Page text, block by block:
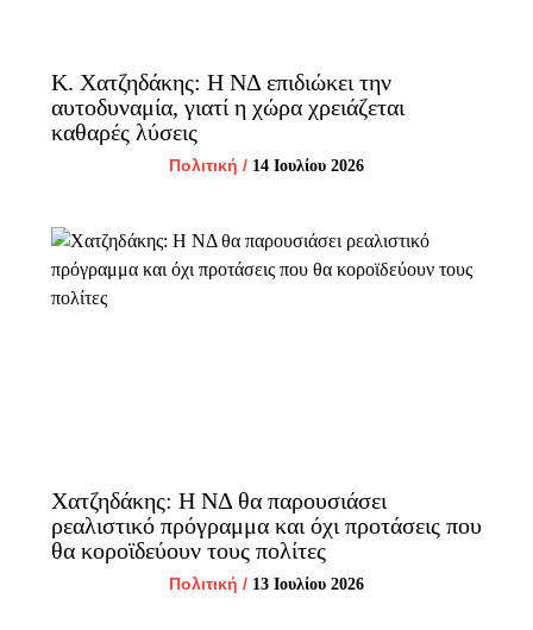
Κ. Χατζηδάκης: Η ΝΔ επιδιώκει την
αυτοδυναμία, γιατί η χώρα χρειάζεται
καθαρές λύσεις
Πολιτική / 14 Ιουλίου 2026
Χατζηδάκης: Η ΝΔ θα παρουσιάσει
ρεαλιστικό πρόγραμμα και όχι προτάσεις που
θα κοροϊδεύουν τους πολίτες
Πολιτική / 13 Ιουλίου 2026